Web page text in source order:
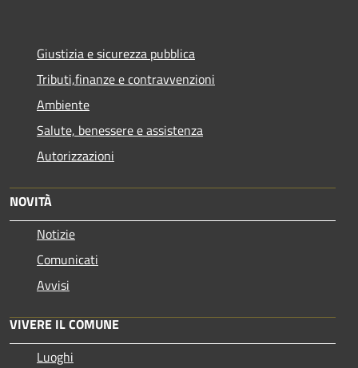
Giustizia e sicurezza pubblica
Tributi,finanze e contravvenzioni
Ambiente
Salute, benessere e assistenza
Autorizzazioni
NOVITÀ
Notizie
Comunicati
Avvisi
VIVERE IL COMUNE
Luoghi